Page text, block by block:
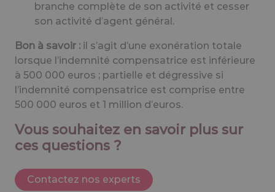
branche complète de son activité et cesser
son activité d’agent général.
Bon à savoir : il s’agit d’une exonération totale
lorsque l’indemnité compensatrice est inférieure
à 500 000 euros ; partielle et dégressive si
l’indemnité compensatrice est comprise entre
500 000 euros et 1 million d’euros.
Vous souhaitez en savoir plus sur
ces questions ?
Contactez nos experts